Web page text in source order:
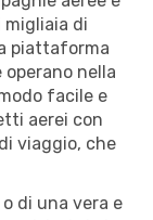
di
piattaforma
nella
facile e
aerei con
viaggio, che
di una vera e